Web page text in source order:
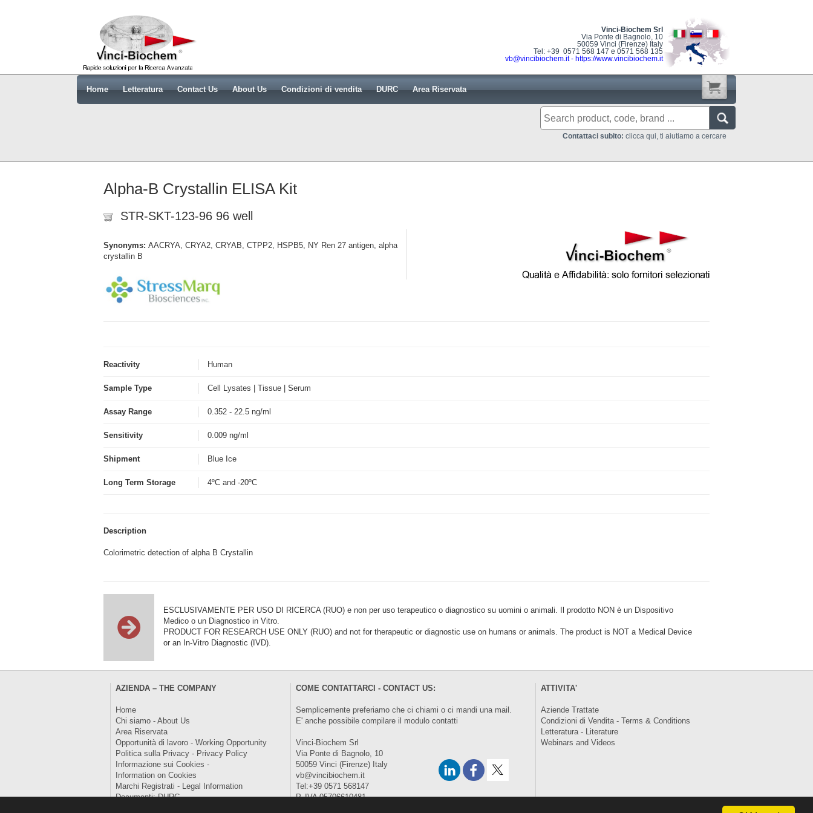
Vinci-Biochem Srl
Via Ponte di Bagnolo, 10
50059 Vinci (Firenze) Italy
Tel: +39 0571 568 147 e 0571 568 135
vb@vincibiochem.it- https://www.vincibiochem.it
Home Letteratura Contact Us About Us Condizioni di vendita DURC Area Riservata
Contattaci subito: clicca qui, ti aiutiamo a cercare
Alpha-B Crystallin ELISA Kit
STR-SKT-123-96 96 well
Synonyms: AACRYA, CRYA2, CRYAB, CTPP2, HSPB5, NY Ren 27 antigen, alpha
crystallin B
Reactivity Human
Sample Type Cell Lysates | Tissue | Serum
Assay Range 0.352 - 22.5 ng/ml
Sensitivity 0.009 ng/ml
Shipment Blue Ice
Long Term Storage 4ºC and -20ºC
Description
Colorimetric detection of alpha B Crystallin
ESCLUSIVAMENTE PER USO DI RICERCA (RUO) e non per uso terapeutico o diagnostico su uomini o animali. Il prodotto NON è un Dispositivo
Medico o un Diagnostico in Vitro.
PRODUCT FOR RESEARCH USE ONLY (RUO) and not for therapeutic or diagnostic use on humans or animals. The product is NOT a Medical Device
or an In-Vitro Diagnostic (IVD).
AZIENDA – THE COMPANY
Home
Chi siamo - About Us
Area Riservata
Opportunità di lavoro - Working Opportunity
Politica sulla Privacy - Privacy Policy
Informazione sui Cookies -
Information on Cookies
Marchi Registrati - Legal Information
Documenti: DURC
COME CONTATTARCI - CONTACT US:
Semplicemente preferiamo che ci chiami o ci mandi una mail.
E' anche possibile compilare il modulocontatti
Vinci-Biochem Srl
Via Ponte di Bagnolo, 10
50059 Vinci (Firenze) Italy
vb@vincibiochem.it
Tel:+39 0571 568147
P. IVA 05706610481
ATTIVITA'
Aziende Trattate
Condizioni di Vendita - Terms & Conditions
Letteratura - Literature
Webinars and Videos